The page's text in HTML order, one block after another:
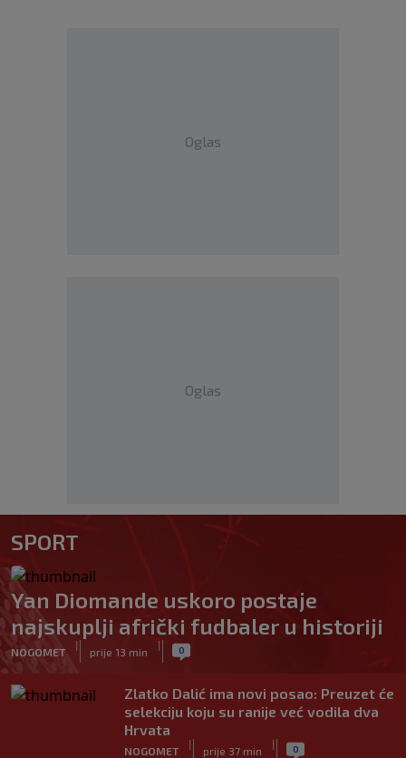
Oglas
Oglas
SPORT
Yan Diomande uskoro postaje
najskuplji afrički fudbaler u historiji
NOGOMET
|
prije 13 min
| 0
Zlatko Dalić ima novi posao: Preuzet će
selekciju koju su ranije već vodila dva
Hrvata
NOGOMET
|
prije 37 min
| 0